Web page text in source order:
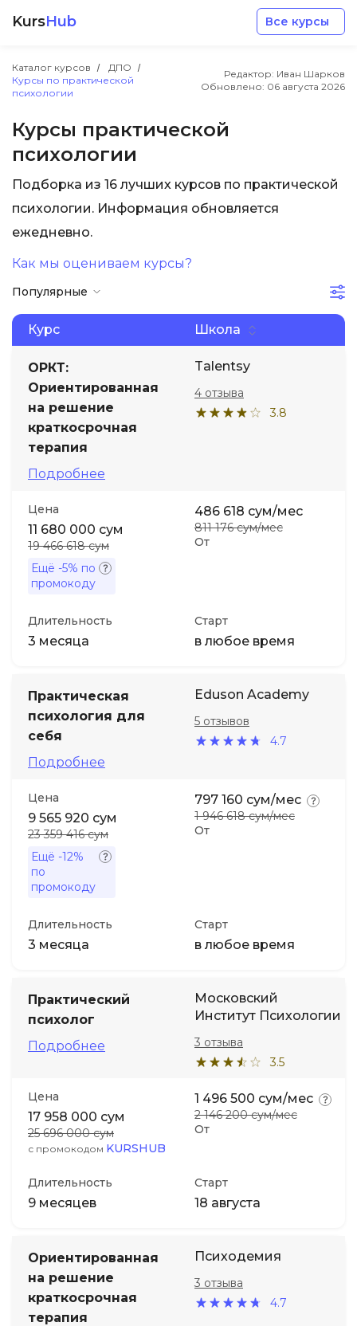
KursHub Все курсы
Каталог курсов
ДПО
Курсы по практической
психологии
Редактор: Иван Шарков
Обновлено: 06 августа 2026
Курсы практической
психологии
Подборка из 16 лучших курсов по практической
психологии. Информация обновляется
ежедневно.
Как мы оцениваем курсы?
Популярные
Курс Школа
ОРКТ:
Ориентированная
на решение
краткосрочная
терапия
Подробнее
Talentsy
3.8
4 отзыва
Цена
11 680 000 сум
19 466 618 сум
Ещё -5% по
промокоду
От
486 618 сум/мес
811 176 сум/мес
Длительность
3 месяца
Старт
в любое время
Практическая
психология для
себя
Подробнее
Eduson Academy
4.7
5 отзывов
Цена
9 565 920 сум
23 359 416 сум
Ещё -12%
по
промокоду
От
797 160 сум/мес
1 946 618 сум/мес
Длительность
3 месяца
Старт
в любое время
Практический
психолог
Подробнее
Московский
Институт Психологии
3.5
3 отзыва
Цена
17 958 000 сум
25 696 000 сум
с промокодом KURSHUB
От
1 496 500 сум/мес
2 146 200 сум/мес
Длительность
9 месяцев
Старт
18 августа
Ориентированная
на решение
краткосрочная
терапия
Психодемия
4.7
3 отзыва
Маркетинг
Дизайн
Менеджмент
Иностранные языки
Soft Skills
ДПО
Детям
Акции и промокоды